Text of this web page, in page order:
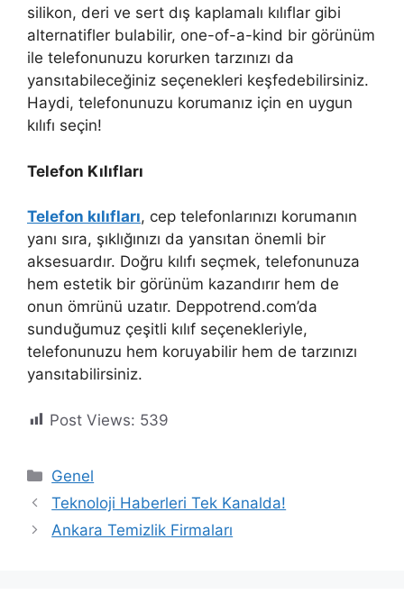
silikon, deri ve sert dış kaplamalı kılıflar gibi
alternatifler bulabilir, one-of-a-kind bir görünüm
ile telefonunuzu korurken tarzınızı da
yansıtabileceğiniz seçenekleri keşfedebilirsiniz.
Haydi, telefonunuzu korumanız için en uygun
kılıfı seçin!
Telefon Kılıfları
Telefon kılıfları, cep telefonlarınızı korumanın
yanı sıra, şıklığınızı da yansıtan önemli bir
aksesuardır. Doğru kılıfı seçmek, telefonunuza
hem estetik bir görünüm kazandırır hem de
onun ömrünü uzatır. Deppotrend.com’da
sunduğumuz çeşitli kılıf seçenekleriyle,
telefonunuzu hem koruyabilir hem de tarzınızı
yansıtabilirsiniz.
Post Views: 539
Kategoriler
Genel
Teknoloji Haberleri Tek Kanalda!
Ankara Temizlik Firmaları